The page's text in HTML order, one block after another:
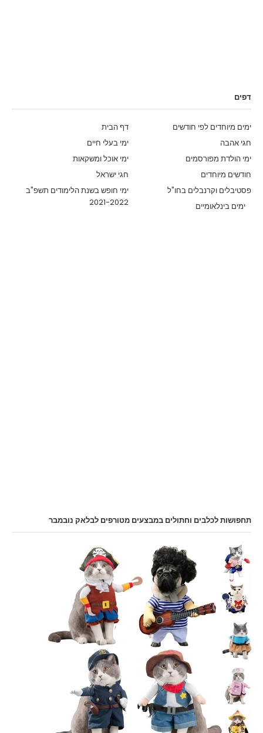
דפים
דף הבית
ימים מיוחדים לפי חודשים
ימי בעלי חיים
חגי אהבה
ימי אוכל ומשקאות
ימי הולדת מפורסמים
חגי ישראל
חודשים מיוחדים
ימי חופש בשנת הלימודים תשפ"ב
2021-2022
פסטיבלים וקרנבלים בחו"ל
ימים בינלאומיים
תחפושות לכלבים וחתולים במבצעים מטורפים לבלאק נובמבר